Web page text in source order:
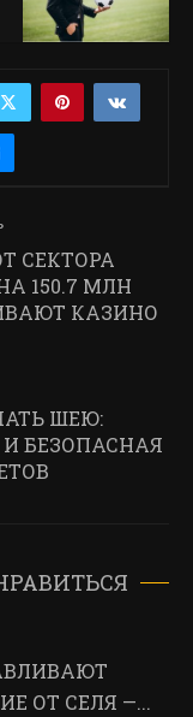
СЕКТОРА
150.7 МЛН
КАЗИНО
ШЕЮ:
БЕЗОПАСНАЯ
ОТ СЕЛЯ —...